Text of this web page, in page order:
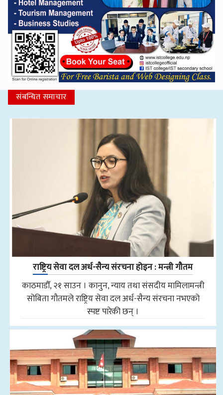
संबन्धित समाचार
राष्ट्रिय सेवा दल अर्ध-सैन्य संरचना होइन : मन्त्री गौतम
काठमाडौँ, २१ साउन । कानुन, न्याय तथा संसदीय मामिलामन्त्री
सोबिता गौतमले राष्ट्रिय सेवा दल अर्ध-सैन्य संरचना नभएको
स्पष्ट पारेकी छन् ।